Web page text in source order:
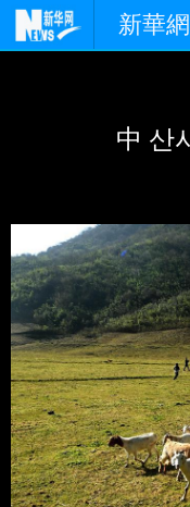
新華
연예
생생 중국어
中 산